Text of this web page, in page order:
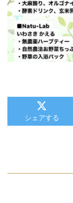
シェアする